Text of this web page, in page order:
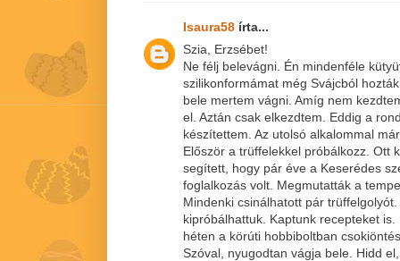
Isaura58 írta...
Szia, Erzsébet!
Ne félj belevágni. Én mindenféle
szilikonformámat még Svájcból
bele mertem vágni. Amíg nem
el. Aztán csak elkezdtem. Eddig a
készítettem. Az utolsó alkalommal
Először a trüffelekkel próbálkozz. Ott
segített, hogy pár éve a Keserédes
foglalkozás volt. Megmutatták a
Mindenki csinálhatott pár
kipróbálhattuk. Kaptunk recepteket
héten a körúti hobbiboltban
Szóval, nyugodtan vágja bele. Hidd